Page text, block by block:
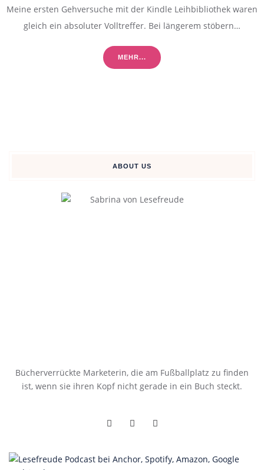
Meine ersten Gehversuche mit der Kindle Leihbibliothek waren
gleich ein absoluter Volltreffer. Bei längerem stöbern…
MEHR...
ABOUT US
Bücherverrückte Marketerin, die am Fußballplatz zu finden
ist, wenn sie ihren Kopf nicht gerade in ein Buch steckt.